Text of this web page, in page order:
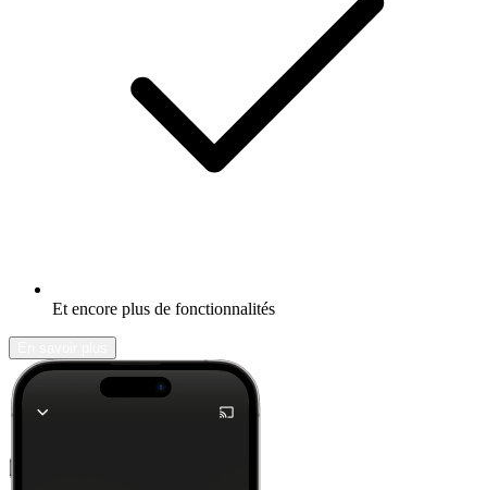
Et encore plus de fonctionnalités